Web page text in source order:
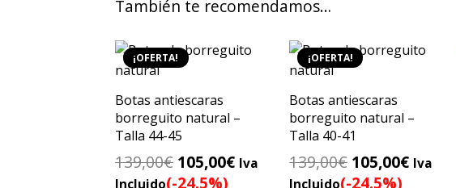
También te recomendamos…
¡OFERTA!
Botas antiescaras
borreguito natural –
Talla 44-45
139,00€ El
precio
105,00€ElIva
Incluido(-24.5%)
¡OFERTA!
Botas antiescaras
borreguito natural –
Talla 40-41
139,00€ El
precio
105,00€ElIva
Incluido(-24.5%)